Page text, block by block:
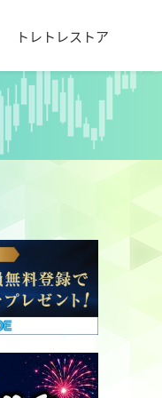
トレトレストア